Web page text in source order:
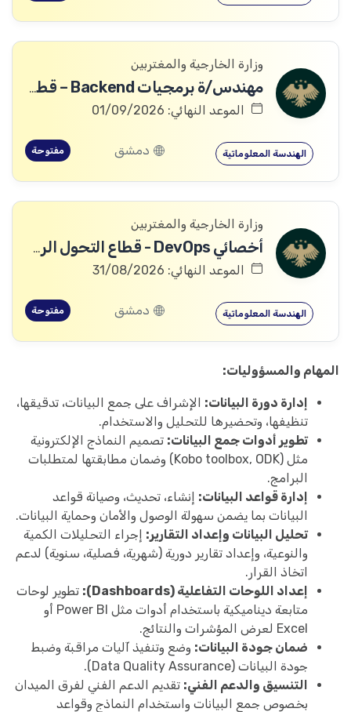
وزارة الخارجية والمغتربين
مهندس/ة برمجيات Backend – قطاع التحول الرقمي
الموعد النهائي: 01/09/2026
الهندسة المعلوماتية دمشق مفتوحة
وزارة الخارجية والمغتربين
أخصائي DevOps - قطاع التحول الرقمي
الموعد النهائي: 31/08/2026
الهندسة المعلوماتية دمشق مفتوحة
المهام والمسؤوليات:
إدارة دورة البيانات: الإشراف على جمع البيانات، تدقيقها،
تنظيفها، وتحضيرها للتحليل والاستخدام.
تطوير أدوات جمع البيانات: تصميم النماذج الإلكترونية
مثل (Kobo toolbox, ODK) وضمان مطابقتها لمتطلبات
البرامج.
إدارة قواعد البيانات: إنشاء، تحديث، وصيانة قواعد
البيانات بما يضمن سهولة الوصول والأمان وحماية البيانات.
تحليل البيانات وإعداد التقارير: إجراء التحليلات الكمية
والنوعية، وإعداد تقارير دورية (شهرية، فصلية، سنوية) لدعم
اتخاذ القرار.
إعداد اللوحات التفاعلية (Dashboards):
تطوير لوحات
متابعة ديناميكية باستخدام أدوات مثل Power BI أو
Excel لعرض المؤشرات والنتائج.
ضمان جودة البيانات: وضع وتنفيذ آليات مراقبة وضبط
جودة البيانات (Data Quality Assurance).
التنسيق والدعم الفني: تقديم الدعم الفني لفرق الميدان
بخصوص جمع البيانات واستخدام النماذج وقواعد